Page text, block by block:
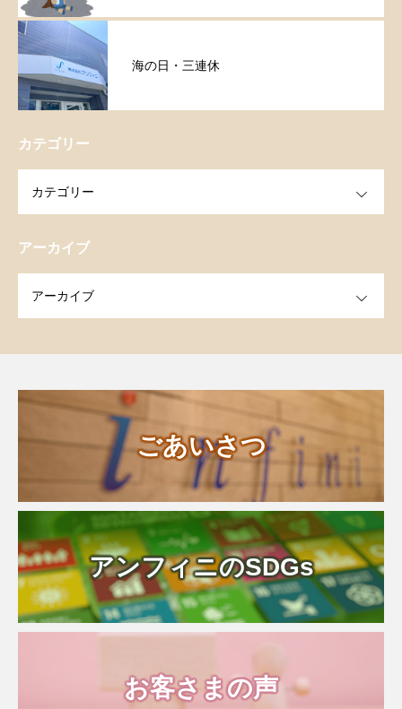
海の日・三連休
カテゴリー
アーカイブ
ごあいさつ
アンフィニのSDGs
お客さまの声